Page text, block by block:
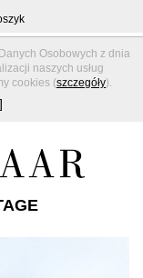
Osobowych z dnia
naszych usług
cookies (szczegóły).